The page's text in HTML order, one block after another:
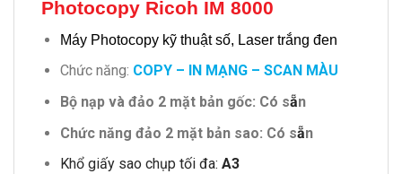
Photocopy Ricoh IM 8000
Máy Photocopy kỹ thuật số, Laser trắng đen
Chức năng: COPY – IN MẠNG – SCAN MÀU
Bộ nạp và đảo 2 mặt bản gốc: Có sẵn
Chức năng đảo 2 mặt bản sao: Có sẵn
Khổ giấy sao chụp tối đa: A3